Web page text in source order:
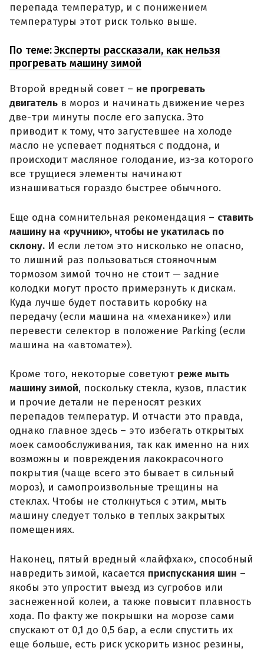
перепада температур, и с понижением
температуры этот риск только выше.
По теме:Эксперты рассказали, как нельзя
прогревать машину зимой
Второй вредный совет – не прогревать
двигатель в мороз и начинать движение через
две-три минуты после его запуска. Это
приводит к тому, что загустевшее на холоде
масло не успевает подняться с поддона, и
происходит масляное голодание, из-за которого
все трущиеся элементы начинают
изнашиваться гораздо быстрее обычного.
Еще одна сомнительная рекомендация – ставить
машину на «ручник», чтобы не укатилась по
склону. И если летом это нисколько не опасно,
то лишний раз пользоваться стояночным
тормозом зимой точно не стоит — задние
колодки могут просто примерзнуть к дискам.
Куда лучше будет поставить коробку на
передачу (если машина на «механике») или
перевести селектор в положение Parking (если
машина на «автомате»).
Кроме того, некоторые советуют реже мыть
машину зимой, поскольку стекла, кузов, пластик
и прочие детали не переносят резких
перепадов температур. И отчасти это правда,
однако главное здесь – это избегать открытых
моек самообслуживания, так как именно на них
возможны и повреждения лакокрасочного
покрытия (чаще всего это бывает в сильный
мороз), и самопроизвольные трещины на
стеклах. Чтобы не столкнуться с этим, мыть
машину следует только в теплых закрытых
помещениях.
Наконец, пятый вредный «лайфхак», способный
навредить зимой, касается приспускания шин –
якобы это упростит выезд из сугробов или
заснеженной колеи, а также повысит плавность
хода. По факту же покрышки на морозе сами
спускают от 0,1 до 0,5 бар, а если спустить их
еще больше, есть риск ускорить износ резины,